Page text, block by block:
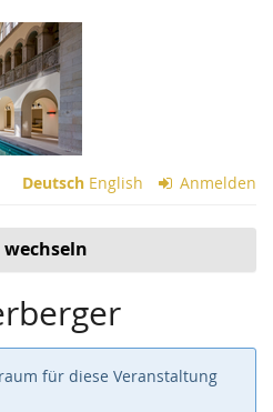
Deutsch English Anmelden
für diese Veranstaltung